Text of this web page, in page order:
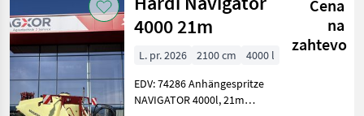
Hardi
4000 21m
Cena
na
zahtevo
L. pr. 2026 2100 cm
4000 l
EDV: 74286 Anhängespritze
NAVIGATOR 4000l, 21m